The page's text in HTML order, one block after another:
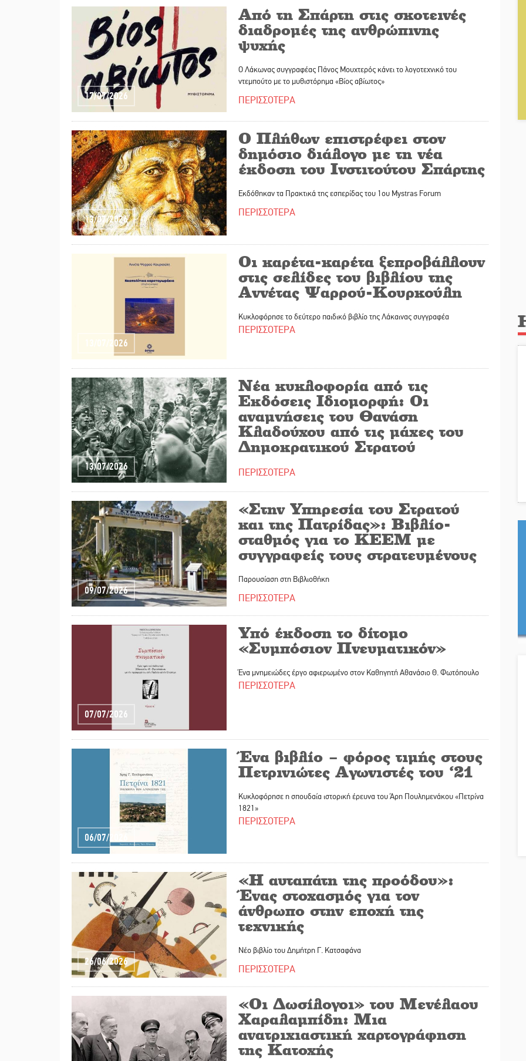
17/07/2026
Από τη Σπάρτη στις σκοτεινές
διαδρομές της ανθρώπινης
ψυχής
Ο Λάκωνας συγγραφέας Πάνος Μουχτερός κάνει το λογοτεχνικό του
ντεμπούτο με το μυθιστόρημα «Βίος αβίωτος»
ΠΕΡΙΣΣΟΤΕΡΑ
13/07/2026
Ο Πλήθων επιστρέφει στον
δημόσιο διάλογο με τη νέα
έκδοση του Ινστιτούτου Σπάρτης
Εκδόθηκαν τα Πρακτικά της εσπερίδας του 1ου Mystras Forum
ΠΕΡΙΣΣΟΤΕΡΑ
13/07/2026
Οι καρέτα-καρέτα ξεπροβάλλουν
στις σελίδες του βιβλίου της
Αννέτας Ψαρρού-Κουρκούλη
Κυκλοφόρησε το δεύτερο παιδικό βιβλίο της Λάκαινας συγγραφέα
ΠΕΡΙΣΣΟΤΕΡΑ
13/07/2026
Νέα κυκλοφορία από τις
Εκδόσεις Ιδιομορφή: Οι
αναμνήσεις του Θανάση
Κλαδούχου από τις μάχες του
Δημοκρατικού Στρατού
ΠΕΡΙΣΣΟΤΕΡΑ
09/07/2026
«Στην Υπηρεσία του Στρατού
και της Πατρίδας»: Βιβλίο-
σταθμός για το ΚΕΕΜ με
συγγραφείς τους στρατευμένους
Παρουσίαση στη Βιβλιοθήκη
ΠΕΡΙΣΣΟΤΕΡΑ
07/07/2026
Υπό έκδοση το δίτομο
«Συμπόσιον Πνευματικόν»
Ένα μνημειώδες έργο αφιερωμένο στον Καθηγητή Αθανάσιο Θ. Φωτόπουλο
ΠΕΡΙΣΣΟΤΕΡΑ
06/07/2026
Ένα βιβλίο – φόρος τιμής στους
Πετρινιώτες Αγωνιστές του ‘21
Κυκλοφόρησε η σπουδαία ιστορική έρευνα του Άρη Πουλημενάκου «Πετρίνα
1821»
ΠΕΡΙΣΣΟΤΕΡΑ
26/06/2026
«Η αυταπάτη της προόδου»:
Ένας στοχασμός για τον
άνθρωπο στην εποχή της
τεχνικής
Νέο βιβλίο του Δημήτρη Γ. Κατσαφάνα
ΠΕΡΙΣΣΟΤΕΡΑ
«Οι Δωσίλογοι» του Μενέλαου
Χαραλαμπίδη: Μια
ανατριχιαστική χαρτογράφηση
της Κατοχής